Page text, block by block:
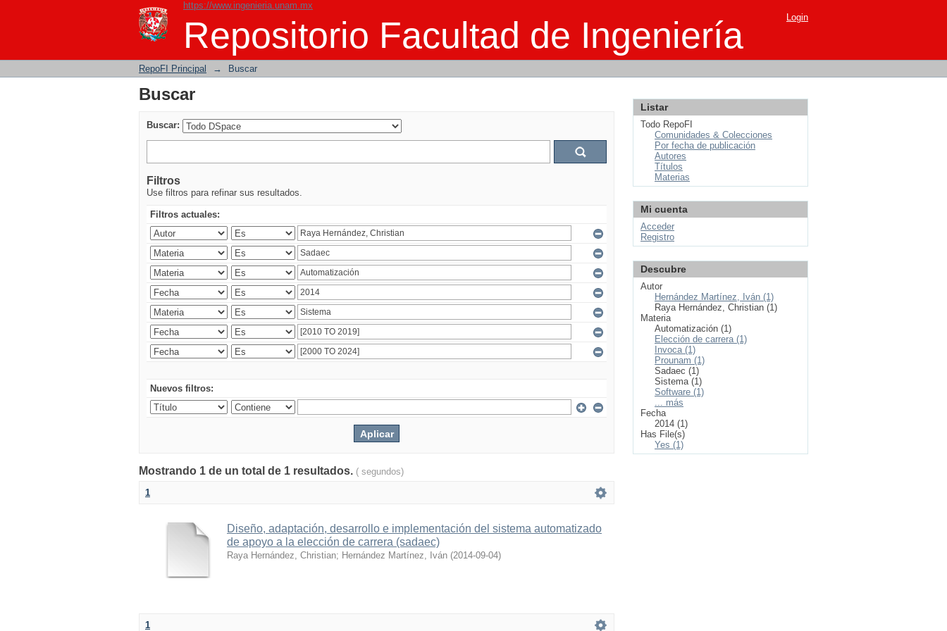
https://www.ingenieria.unam.mx
Repositorio Facultad de Ingeniería
Buscar Login
RepoFI Principal → Buscar
Buscar
Buscar:
Filtros
Use filtros para refinar sus resultados.
Filtros actuales:
Nuevos filtros:
Mostrando 1 de un total de 1 resultados. ( segundos)
1
Diseño, adaptación, desarrollo e implementación del sistema automatizado
de apoyo a la elección de carrera (sadaec)
Raya Hernández, Christian; Hernández Martínez, Iván (2014-09-04)
1
Listar
Todo RepoFI
Comunidades & Colecciones
Por fecha de publicación
Autores
Títulos
Materias
Mi cuenta
Acceder
Registro
Descubre
Autor
Hernández Martínez, Iván (1)
Raya Hernández, Christian (1)
Materia
Automatización (1)
Elección de carrera (1)
Invoca (1)
Prounam (1)
Sadaec (1)
Sistema (1)
Software (1)
... más
Fecha
2014 (1)
Has File(s)
Yes (1)